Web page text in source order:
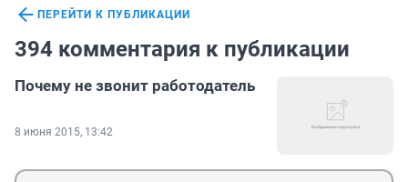
ПЕРЕЙТИ К ПУБЛИКАЦИИ
394 комментария к публикации
Почему не звонит работодатель
8 июня 2015, 13:42